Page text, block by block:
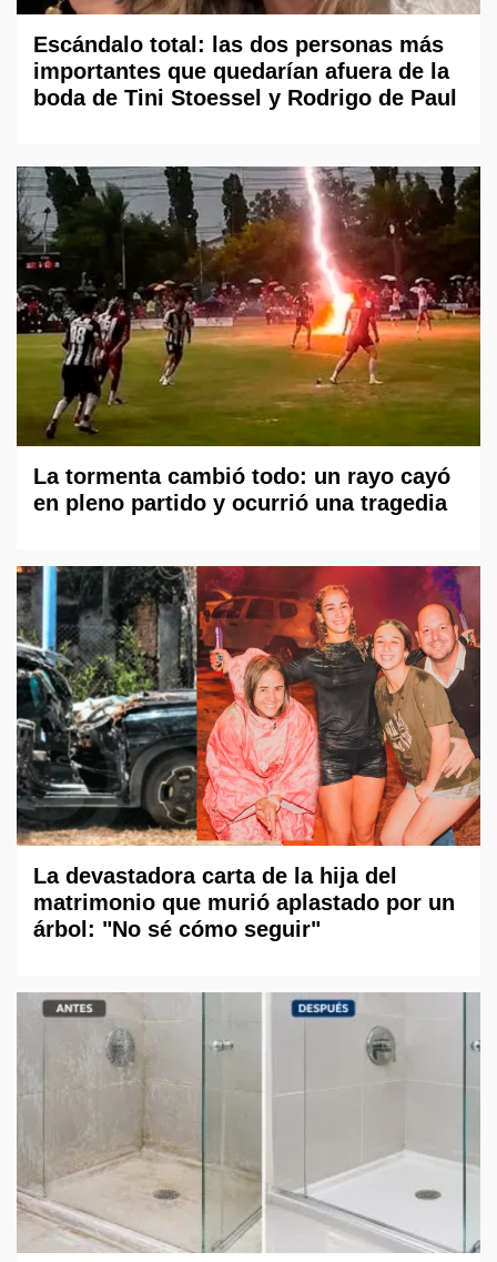
Escándalo total: las dos personas más
importantes que quedarían afuera de la
boda de Tini Stoessel y Rodrigo de Paul
La tormenta cambió todo: un rayo cayó
en pleno partido y ocurrió una tragedia
La devastadora carta de la hija del
matrimonio que murió aplastado por un
árbol: "No sé cómo seguir"